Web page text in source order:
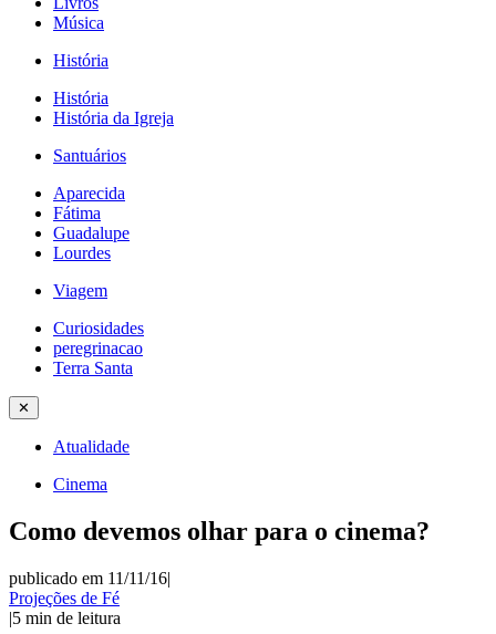
Música
História
História
História da Igreja
Santuários
Aparecida
Fátima
Guadalupe
Lourdes
Viagem
Curiosidades
peregrinacao
Terra Santa
✕
Atualidade
Cinema
Como devemos olhar para o cinema?
publicado em 11/11/16|
Projeções de Fé
|5 min de leitura